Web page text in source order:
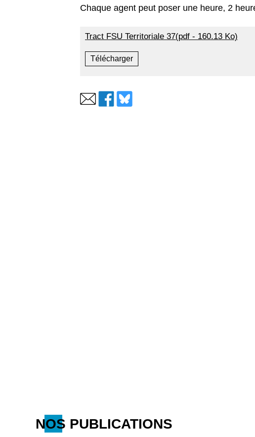
Chaque agent peut poser une heure, 2
Tract FSU Territoriale 37(pdf - 160.13 Ko)
Télécharger
NOS PUBLICATIONS